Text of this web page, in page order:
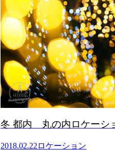
冬 都内 丸の内ロケーシ
2018.02.22 ロケーション